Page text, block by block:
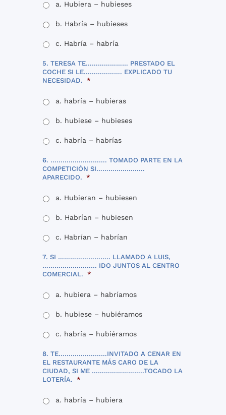
a. Hubiera – hubieses
b. Habría – hubieses
c. Habría – habría
5. TERESA TE………………… PRESTADO EL
COCHE SI LE………………. EXPLICADO TU
NECESIDAD. *
a. habría – hubieras
b. hubiese – hubieses
c. habría – habrías
6. ………………………. TOMADO PARTE EN LA
COMPETICIÓN SI……………………
APARECIDO. *
a. Hubieran – hubiesen
b. Habrían – hubiesen
c. Habrían – habrían
7. SI …………………….. LLAMADO A LUIS,
……………………… IDO JUNTOS AL CENTRO
COMERCIAL. *
a. hubiera – habríamos
b. hubiese – hubiéramos
c. habría – hubiéramos
8. TE……………………INVITADO A CENAR EN
EL RESTAURANTE MÁS CARO DE LA
CIUDAD, SI ME ……………………..TOCADO LA
LOTERÍA. *
a. habría – hubiera